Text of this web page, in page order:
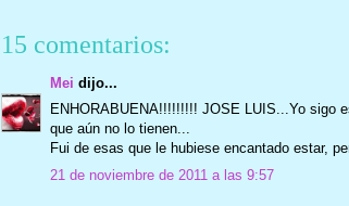
15 comentarios:
Mei dijo...
ENHORABUENA!!!!!!!!! JOSE LUIS...Yo sigo
que aún no lo tienen...
Fui de esas que le hubiese encantado estar,
21 de noviembre de 2011 a las 9:57